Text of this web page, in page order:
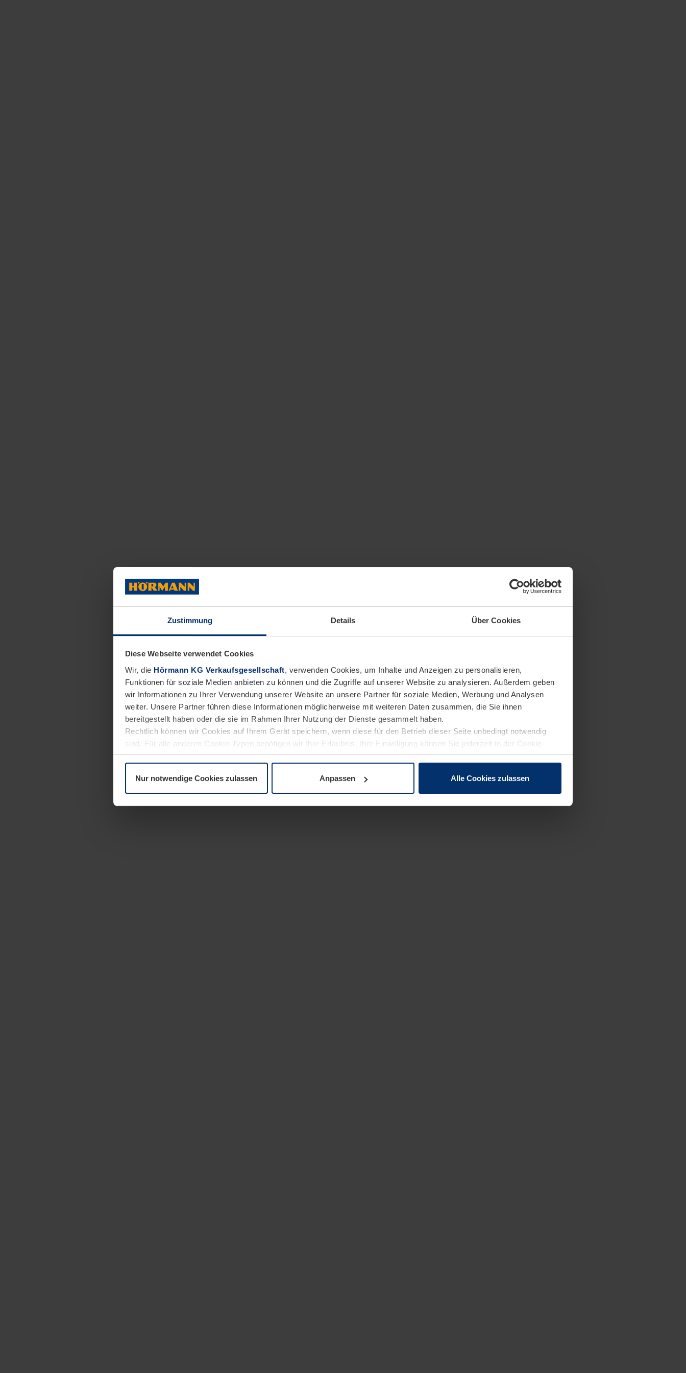
Zustimmung Details Über Cookies
Diese Webseite verwendet Cookies
Wir, die Hörmann KG Verkaufsgesellschaft, verwenden Cookies, um Inhalte und Anzeigen zu personalisieren,
Funktionen für soziale Medien anbieten zu können und die Zugriffe auf unserer Website zu analysieren. Außerdem geben
wir Informationen zu Ihrer Verwendung unserer Website an unsere Partner für soziale Medien, Werbung und Analysen
weiter. Unsere Partner führen diese Informationen möglicherweise mit weiteren Daten zusammen, die Sie ihnen
bereitgestellt haben oder die sie im Rahmen Ihrer Nutzung der Dienste gesammelt haben.
Rechtlich können wir Cookies auf Ihrem Gerät speichern, wenn diese für den Betrieb dieser Seite unbedingt notwendig
sind. Für alle anderen Cookie-Typen benötigen wir Ihre Erlaubnis. Ihre Einwilligung können Sie jederzeit in der Cookie-
Erläuterung auf der SeiteDatenschutzerklärungunserer Website ändern oder widerrufen.
Nur notwendige Cookies zulassen Anpassen Alle Cookies zulassen